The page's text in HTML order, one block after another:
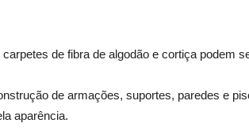
de fibra de algodão e cortiça podem
de armações, suportes, paredes e
aparência.